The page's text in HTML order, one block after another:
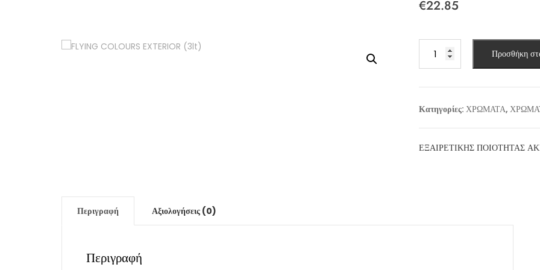
€22.85
COLOURS
(3lt)
ποσότητα
Προσθήκη
Κατηγορίες: ΧΡΩΜΑΤΑ,
ΕΞΑΙΡΕΤΙΚΗΣ ΠΟΙΟΤΗΤΑΣ
Περιγραφή Αξιολογήσεις (0)
Περιγραφή